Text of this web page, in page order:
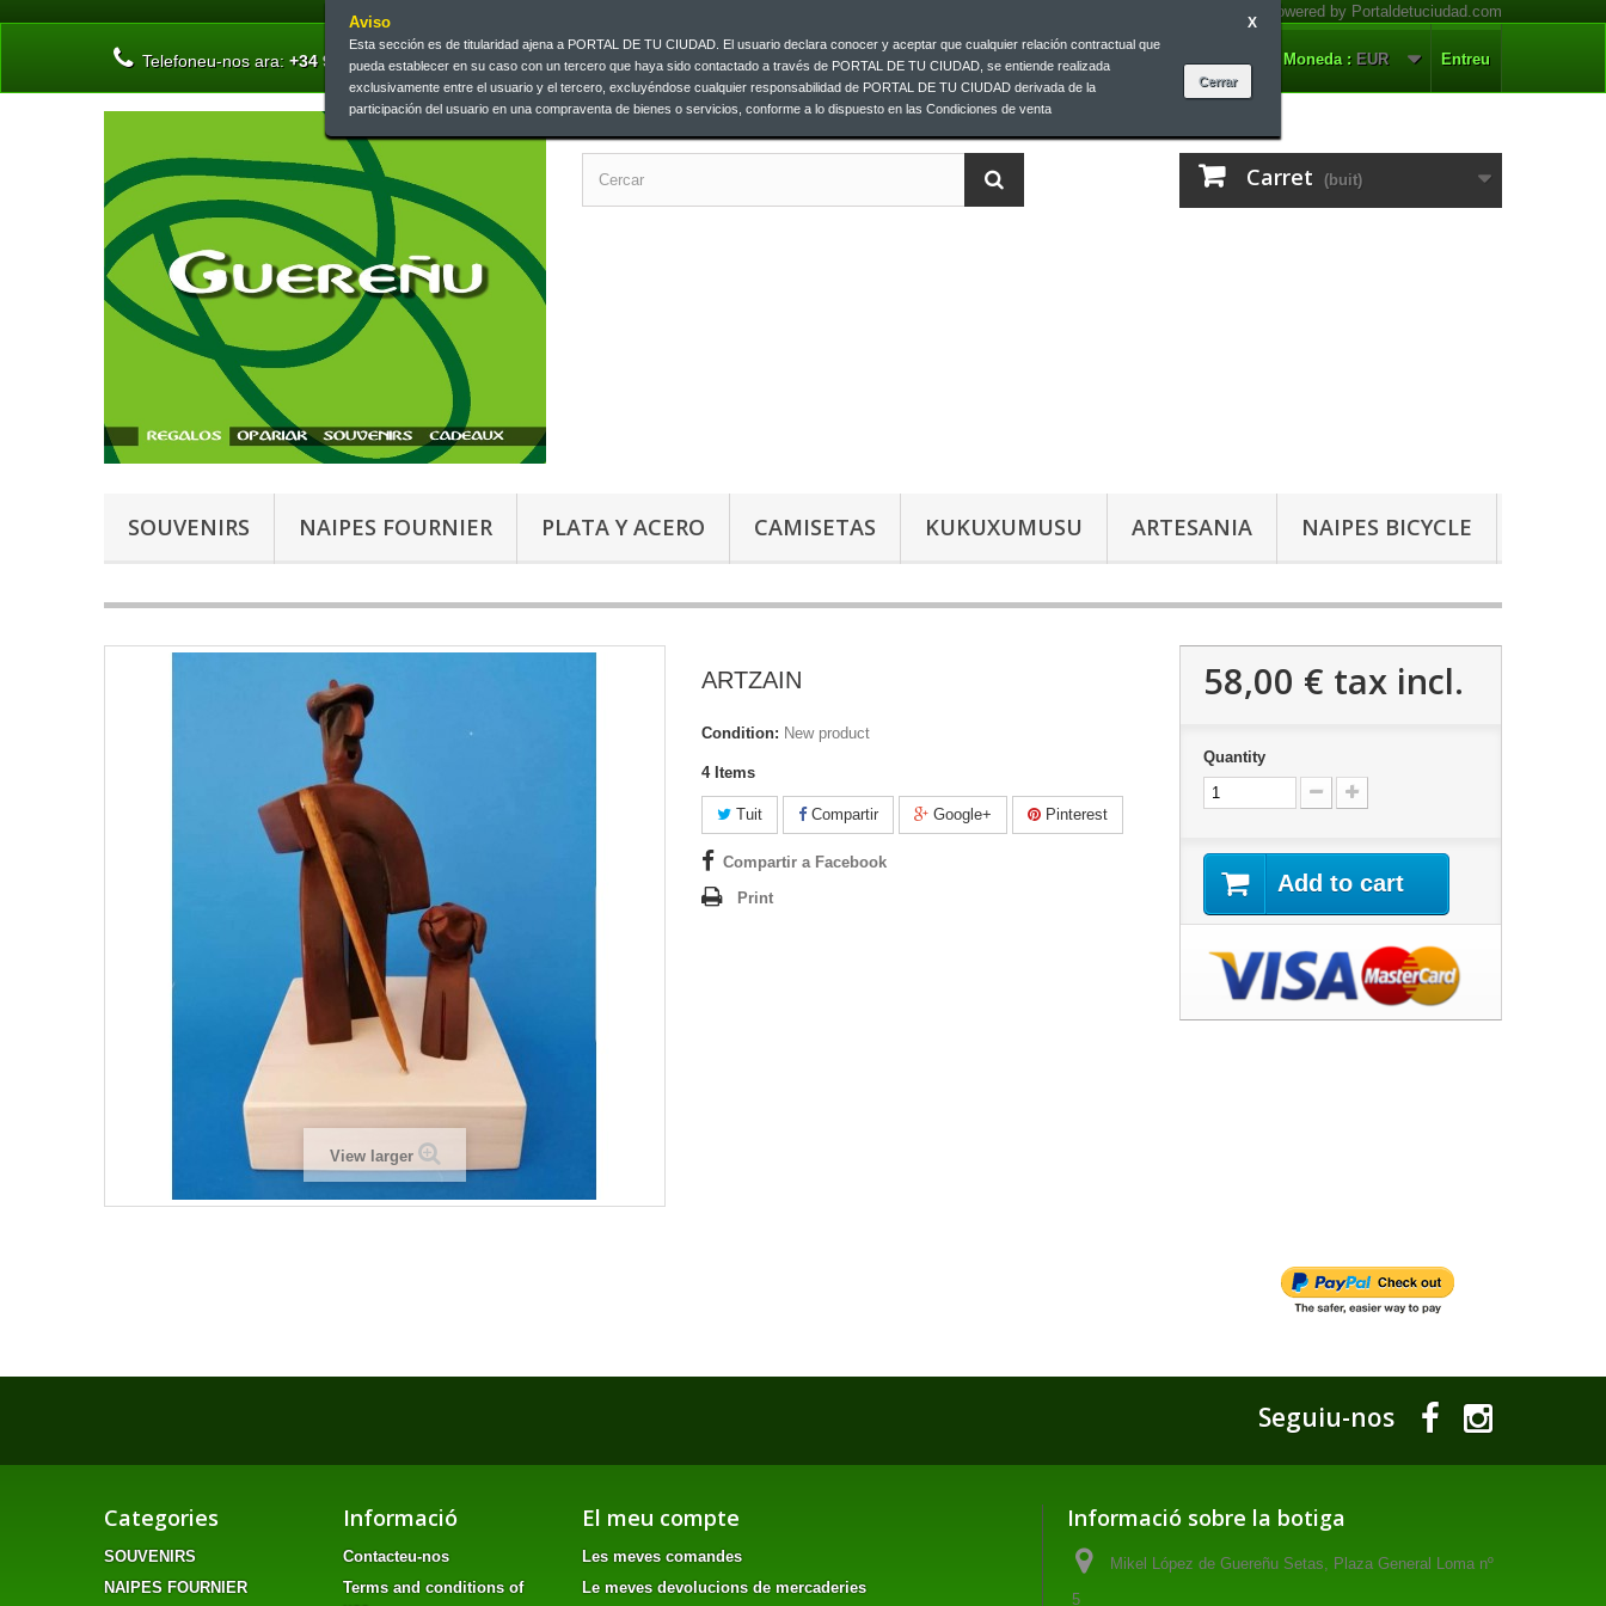
Aviso
Esta sección es de titularidad ajena a PORTAL DE TU CIUDAD. El usuario declara conocer y aceptar que cualquier relación contractual que
pueda establecer en su caso con un tercero que haya sido contactado a través de PORTAL DE TU CIUDAD, se entiende realizada
exclusivamente entre el usuario y el tercero, excluyéndose cualquier responsabilidad de PORTAL DE TU CIUDAD derivada de la
participación del usuario en una compraventa de bienes o servicios, conforme a lo dispuesto en las Condiciones de venta
X
Entreu
Moneda : EUR
Contacteu-nos
Telefoneu-nos ara: +34 945 13 46 73 | +34 945 26 00 33
Carret (buit)
SOUVENIRS NAIPES FOURNIER PLATA Y ACERO CAMISETAS KUKUXUMUSU ARTESANIA NAIPES BICYCLE
View larger
ARTZAIN
Condition: New product
4 Items
Tuit Compartir Google+ Pinterest
Compartir a Facebook
Print
58,00 € tax incl.
Quantity
Add to cart
Seguiu-nos
Categories
SOUVENIRS
NAIPES FOURNIER
Informació
Contacteu-nos
Terms and conditions of
El meu compte
Les meves comandes
Le meves devolucions de mercaderies
Informació sobre la botiga
Mikel López de Guereñu Setas, Plaza General Loma nº
5